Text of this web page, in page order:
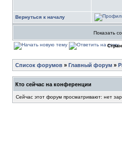
Вернуться к началу
Показать
Список форумов » Главный форум »
Кто сейчас на конференции
Сейчас этот форум просматривают: нет